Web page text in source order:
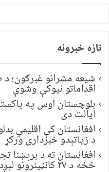
تازه خبرونه
شیعه مشرانو غبرګون؛ د
اقداماتو نیوکې وشوې
بلوچستان اوس په
ایالت دی
د زیاتېدو خبرداری ورکړ
افغانستان ته د برېښنا
څخه د ۲۷ کانټینرونو لېږد پیل شو